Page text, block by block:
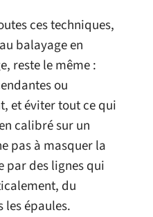
ces techniques,
balayage en
reste le même :
ou
et éviter tout ce qui
calibré sur un
pas à masquer la
par des lignes qui
du
les épaules.